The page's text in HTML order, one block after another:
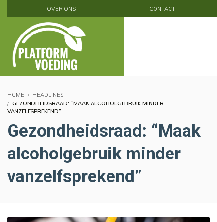
OVER ONS CONTACT
HOME
HEADLINES
GEZONDHEIDSRAAD: “MAAK ALCOHOLGEBRUIK MINDER
VANZELFSPREKEND”
Gezondheidsraad: “Maak
alcoholgebruik minder
vanzelfsprekend”